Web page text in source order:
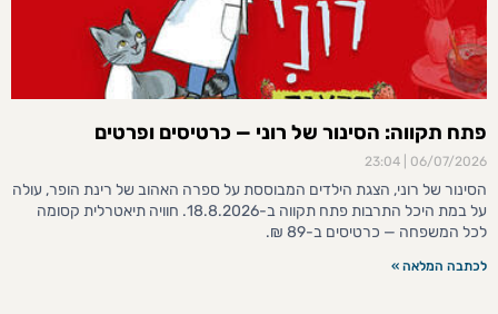
פתח תקווה: הסינור של רוני — כרטיסים ופרטים
06/07/2026
הסינור של רוני, הצגת הילדים המבוססת על ספרה האהוב של רינת הופר, עולה
על במת היכל התרבות פתח תקווה ב-18.8.2026. חוויה תיאטרלית קסומה
לכל המשפחה — כרטיסים ב-89 ₪.
לכתבה המלאה »